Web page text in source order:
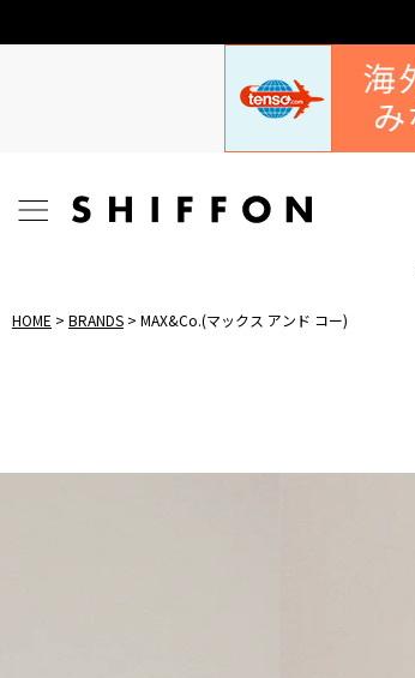
HOME BRANDS MAX&Co.(マックス アンド コー)